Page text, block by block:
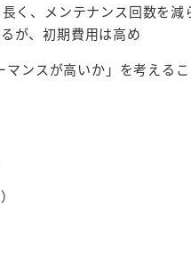
く、メンテナンス回数を減
が、初期費用は高め
ンスが高いか」を考えるこ